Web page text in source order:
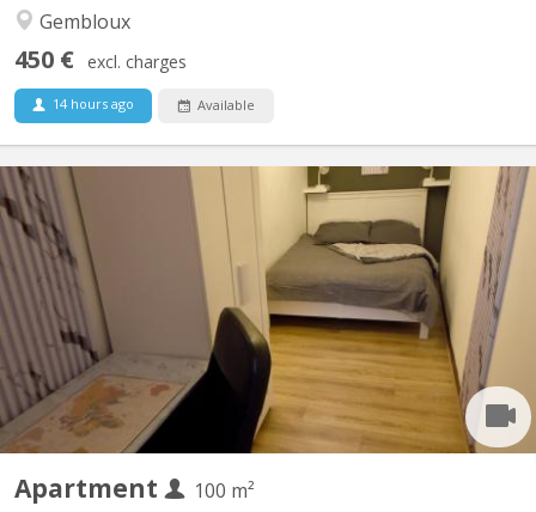
Gembloux
450 € excl. charges
14 hours ago Available
Apartment
100 m²
KV 1927
Belle coloc full équipée et meublée, en plein centre, au calme,
non loin de la gare, près des commerces et à une minute de la
faculté d'agronomie vous bénéficierez d'un lit double et un
bureau dans une chambre avec vue sur jardin. Salle de bain
spacieuse. Cuisine ouverte donnant sur le séjour....